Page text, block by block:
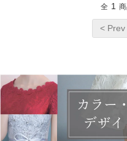
全 1
< Prev